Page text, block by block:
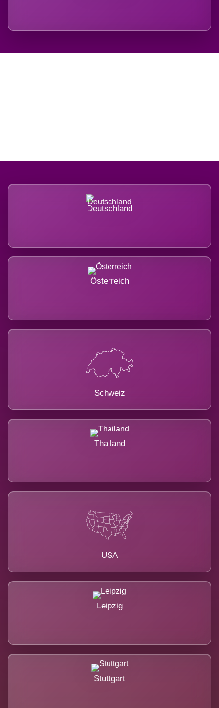
Deutschland
Österreich
Schweiz
Thailand
USA
Leipzig
Stuttgart